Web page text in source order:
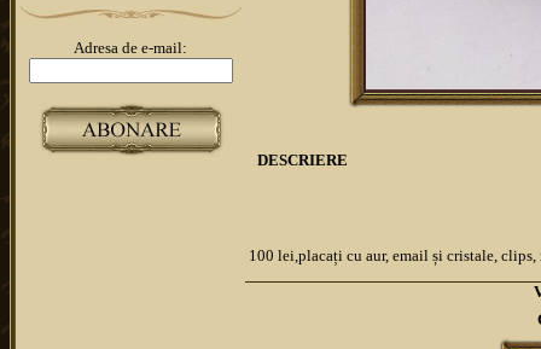
Adresa de e-mail:
DESCRIERE
100 lei,placați cu aur, email și cristale,